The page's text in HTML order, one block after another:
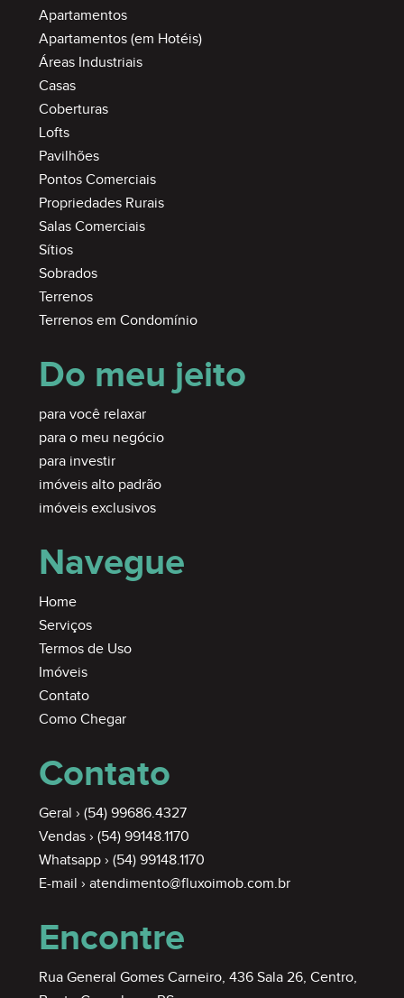
Apartamentos
Apartamentos (em Hotéis)
Áreas Industriais
Casas
Coberturas
Lofts
Pavilhões
Pontos Comerciais
Propriedades Rurais
Salas Comerciais
Sítios
Sobrados
Terrenos
Terrenos em Condomínio
Do meu jeito
para você relaxar
para o meu negócio
para investir
imóveis alto padrão
imóveis exclusivos
Navegue
Home
Serviços
Termos de Uso
Imóveis
Contato
Como Chegar
Contato
Geral › (54) 99686.4327
Vendas › (54) 99148.1170
Whatsapp › (54) 99148.1170
E-mail › atendimento@fluxoimob.com.br
Encontre
Rua General Gomes Carneiro, 436 Sala 26, Centro,